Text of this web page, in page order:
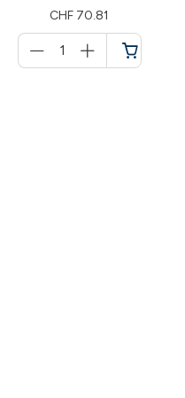
CHF 70.81
für
Warenkorb